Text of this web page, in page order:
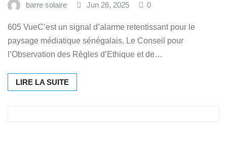
barre solaire Jun 26, 2025 0
605 VueC’est un signal d’alarme retentissant pour le
paysage médiatique sénégalais. Le Conseil pour
l’Observation des Règles d’Ethique et de…
LIRE LA SUITE